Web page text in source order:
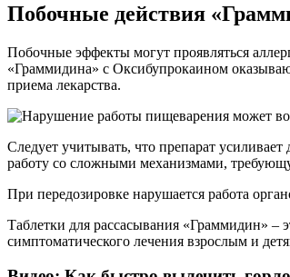
Побочные действия
Побочные эффекты могут проявляться
«Граммидина» с Оксибупрокаином
приема лекарства.
Следует учитывать, что препарат
работу со сложными механизмами,
При передозировке нарушается работа
Таблетки для рассасывания «Граммидин» –
симптоматического лечения взрослым и